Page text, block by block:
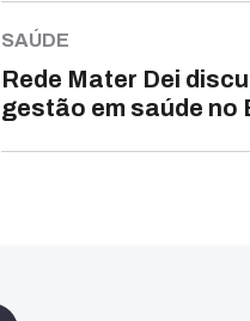
SAÚDE
Rede Mater Dei
gestão em saúde no